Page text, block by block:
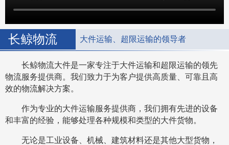
长鲸物流 大件运输、超限运输的领导者
长鲸物流大件是一家专注于大件运输和超限运输的领先
物流服务提供商。我们致力于为客户提供高质量、可靠且高
效的物流解决方案。
作为专业的大件运输服务提供商，我们拥有先进的设备
和丰富的经验，能够处理各种规模和类型的大件货物。
无论是工业设备、机械、建筑材料还是其他大型货物，